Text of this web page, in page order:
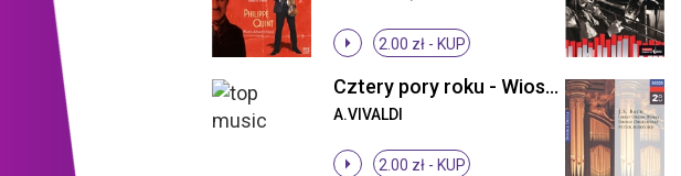
2.00 zł - KUP
Cztery pory roku - Wiosna (1)
A.VIVALDI
2.00 zł - KUP